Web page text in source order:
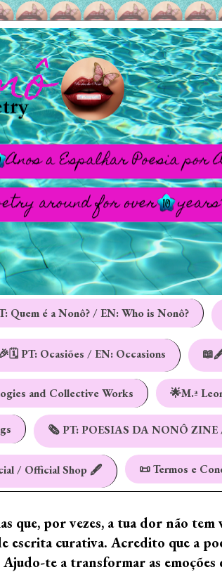
Quem é a Nonô? / EN: Who is Nonô?
🎉🗓️ PT: Ocasiões / EN: Occasions
and Collective Works 🌟M.ª
🗞️ PT: POESIAS DA NONÔ ZINE
/ Official Shop 🖋️ 📜 Termos e
que, por vezes, a tua dor não
curativa. Acredito que a
te a transformar as emoções